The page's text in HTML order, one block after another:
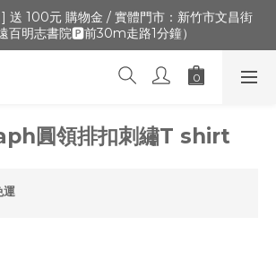
,加入會員,全通路可累積紅利 >登入官網 > 個
> 填寫正確「生日」收生日禮金
送 100元 購物金 / 實體門市：新竹市文昌街
百明志書院🅿️前30m走路1分鐘）
,加入會員,全通路可累積紅利 >登入官網 > 個
> 填寫正確「生日」收生日禮金
圓領排扣刺繡T shirt
運